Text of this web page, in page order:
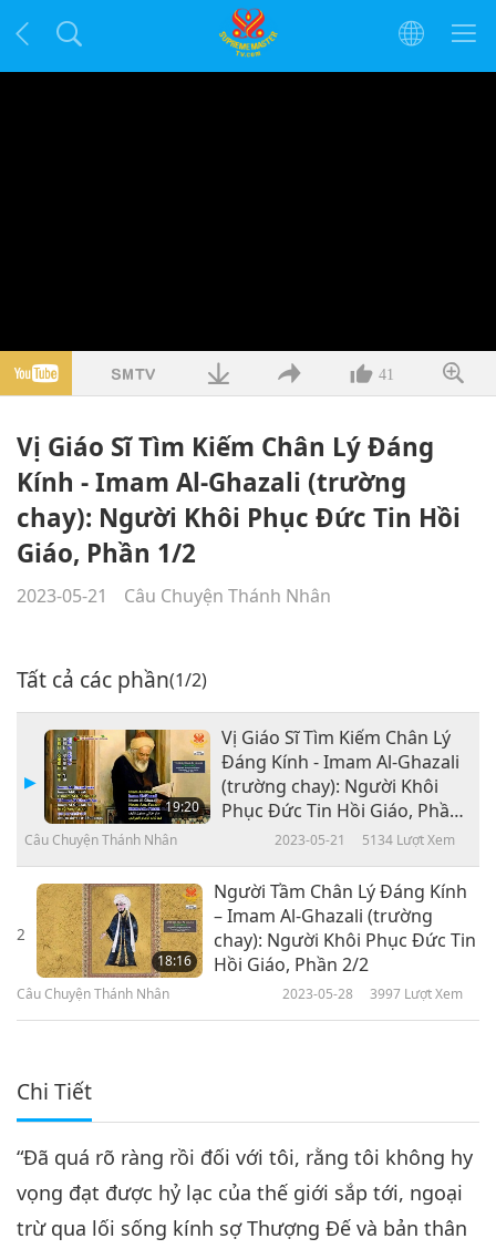
41
Vị Giáo Sĩ Tìm Kiếm Chân Lý Đáng
Kính - Imam Al-Ghazali (trường
chay): Người Khôi Phục Đức Tin Hồi
Giáo, Phần 1/2
2023-05-21 Câu Chuyện Thánh Nhân
Tất cả các phần(1/2)
19:20
Vị Giáo Sĩ Tìm Kiếm Chân Lý
Đáng Kính - Imam Al-Ghazali
(trường chay): Người Khôi
Phục Đức Tin Hồi Giáo, Phần
Câu Chuyện Thánh Nhân 2023-05-21 5134 Lượt Xem
2
18:16
Người Tầm Chân Lý Đáng Kính
– Imam Al-Ghazali (trường
chay): Người Khôi Phục Đức Tin
Hồi Giáo, Phần 2/2
Câu Chuyện Thánh Nhân 2023-05-28 3997 Lượt Xem
Chi Tiết
“Đã quá rõ ràng rồi đối với tôi, rằng tôi không hy
vọng đạt được hỷ lạc của thế giới sắp tới, ngoại
trừ qua lối sống kính sợ Thượng Đế và bản thân